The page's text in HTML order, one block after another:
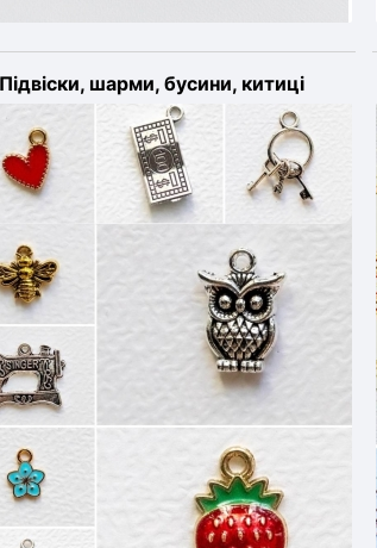
Підвіски, шарми, бусини, китиці